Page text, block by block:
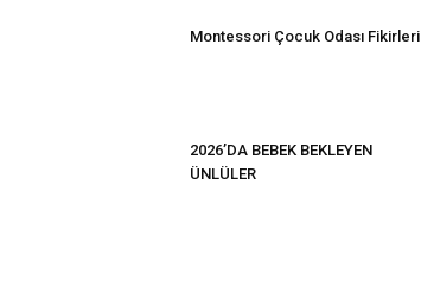
Montessori Çocuk Odası Fikirleri
2026’DA BEBEK BEKLEYEN
ÜNLÜLER